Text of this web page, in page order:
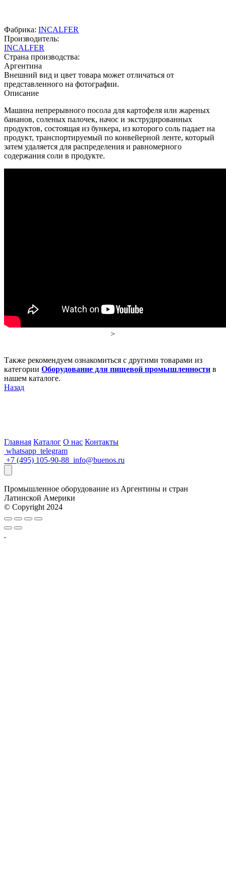
Фабрика: INCALFER
Производитель:
INCALFER
Страна производства:
Аргентина
Внешний вид и цвет товара может отличаться от
представленного на фотографии.
Описание
Машина непрерывного посола для картофеля или жареных
бананов, соленых палочек, начос и экструдированных
продуктов, состоящая из бункера, из которого соль падает на
продукт, транспортируемый по конвейерной ленте, который
затем удаляется для распределения и равномерного
содержания соли в продукте.
>
Также рекомендуем ознакомиться с другими товарами из
категории Оборудование для пищевой промышленности в
нашем каталоге.
Назад
Главная Каталог О нас Контакты
whatsapp telegram
+7 (495) 105-90-88 info@buenos.ru
Промышленное оборудование из Аргентины и стран
Латинской Америки
© Copyright 2024